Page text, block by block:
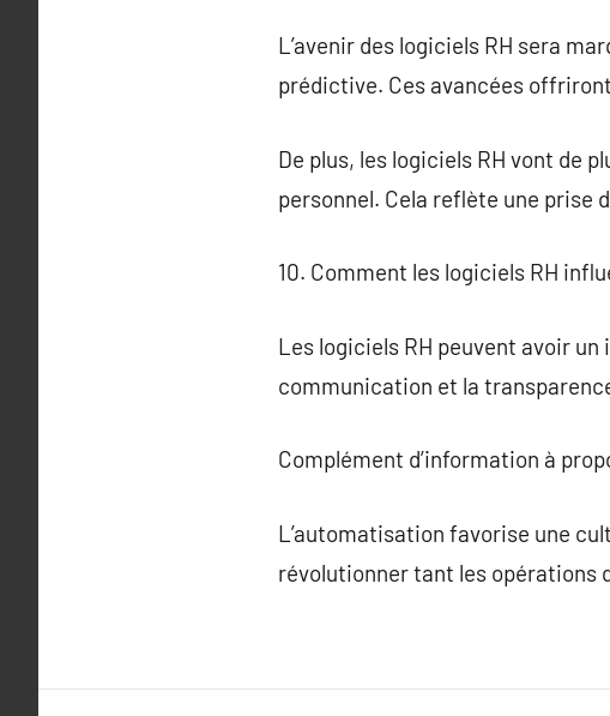
L’avenir des logiciels RH sera
prédictive. Ces avancées
De plus, les logiciels RH vont de
personnel. Cela reflète une prise
10. Comment les logiciels RH
Les logiciels RH peuvent avoir
communication et la
Complément d’information à
L’automatisation favorise une
révolutionner tant les opérations